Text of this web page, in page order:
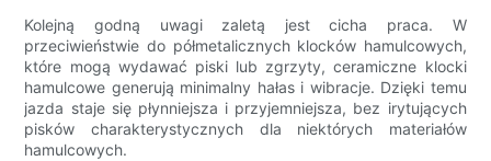
Kolejną godną uwagi zaletą jest cicha praca. W
przeciwieństwie do półmetalicznych klocków hamulcowych,
które mogą wydawać piski lub zgrzyty, ceramiczne klocki
hamulcowe generują minimalny hałas i wibracje. Dzięki temu
jazda staje się płynniejsza i przyjemniejsza, bez irytujących
pisków charakterystycznych dla niektórych materiałów
hamulcowych.